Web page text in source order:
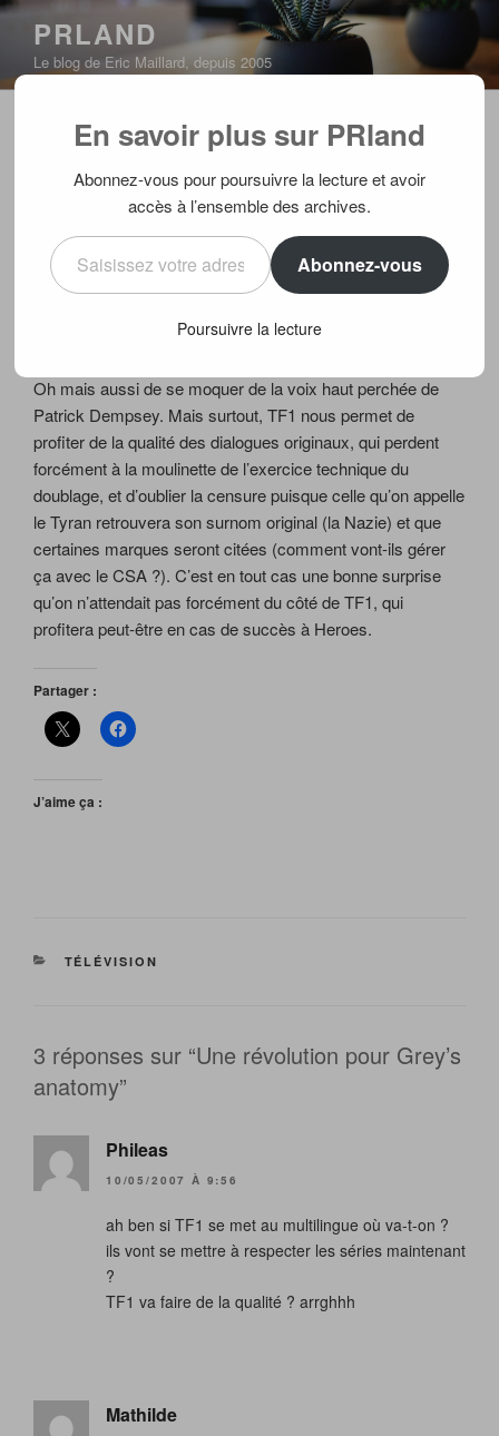
Aller
contenu
principal
PRLAND
Le blog de Eric Maillard, depuis 2005
PUBLIÉ
09/05/2007 PARERIC
Une révolution pour Grey’s anatomy
anatomy revient comme annoncé en prime time sur TF1 le
22 mai à 20h50 mais en version multilingue sur la TNT. Au-
totalement gratuit, ce sera l’occasion de s’émerveiller au
Oh mais aussi de se moquer de la voix haut perchée de
Patrick Dempsey. Mais surtout, TF1 nous permet de
profiter de la qualité des dialogues originaux, qui perdent
forcément à la moulinette de l’exercice technique du
doublage, et d’oublier la censure puisque celle qu’on appelle
le Tyran retrouvera son surnom original (la Nazie) et que
certaines marques seront citées (comment vont-ils gérer
ça avec le CSA ?). C’est en tout cas une bonne surprise
qu’on n’attendait pas forcément du côté de TF1, qui
profitera peut-être en cas de succès à Heroes.
Partager :
J’aime ça :
CATÉGORIES
TÉLÉVISION
3 réponses sur “Une révolution pour Grey’s
anatomy”
Phileas
10/05/2007 À 9:56
ah ben si TF1 se met au multilingue où va-t-on ?
ils vont se mettre à respecter les séries maintenant
?
TF1 va faire de la qualité ? arrghhh
Mathilde
En savoir plus sur PRland
Abonnez-vous pour poursuivre la lecture et avoir
accès à l’ensemble des archives.
Saisissez votre adresse e-mail…
Abonnez-vous
Poursuivre la lecture